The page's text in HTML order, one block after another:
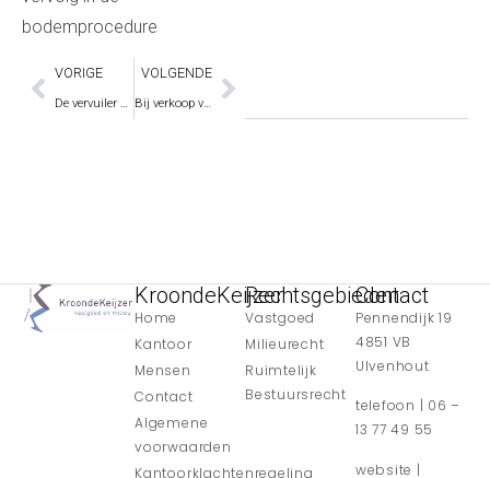
bodemprocedure
VORIGE
De vervuiler betaalt (niet)
VOLGENDE
Bij verkoop van een woning met asbest is het oppassen geblazen
KroondeKeijzer
Home
Kantoor
Mensen
Contact
Algemene
voorwaarden
Kantoorklachtenregeling
Rechtsgebieden
Vastgoed
Milieurecht
Ruimtelijk
Bestuursrecht
Contact
Pennendijk 19
4851 VB
Ulvenhout
telefoon | 06 –
13 77 49 55
website |